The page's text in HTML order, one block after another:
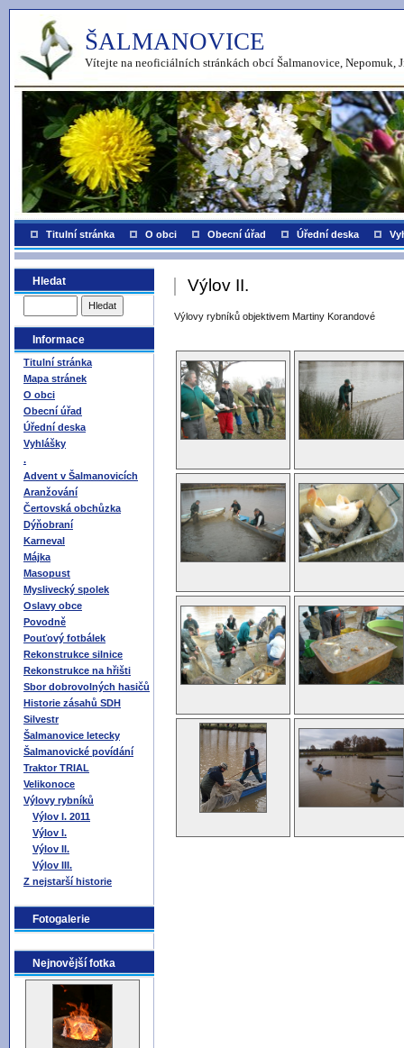
ŠALMANOVICE
Vítejte na neoficiálních stránkách obcí Šalmanovice, Nepomuk,
Titulní stránka O obci Obecní úřad Úřední deska
Hledat
Informace
Titulní stránka
Mapa stránek
O obci
Obecní úřad
Úřední deska
Vyhlášky
.
Advent v Šalmanovicích
Aranžování
Čertovská obchůzka
Dýňobraní
Karneval
Májka
Masopust
Myslivecký spolek
Oslavy obce
Povodně
Pouťový fotbálek
Rekonstrukce silnice
Rekonstrukce na hřišti
Sbor dobrovolných hasičů
Historie zásahů SDH
Silvestr
Šalmanovice letecky
Šalmanovické povídání
Traktor TRIAL
Velikonoce
Výlovy rybníků
Výlov I. 2011
Výlov I.
Výlov II.
Výlov III.
Z nejstarší historie
Fotogalerie
Nejnovější fotka
Výlov II.
Výlovy rybníků objektivem Martiny Korandové